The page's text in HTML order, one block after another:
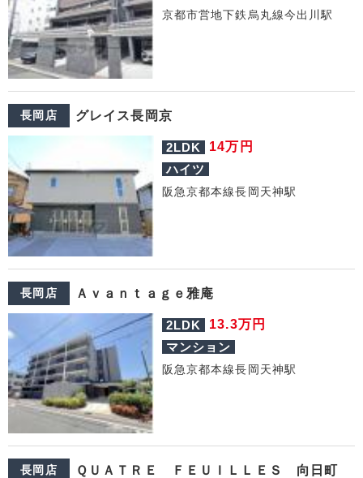
京都市営地下鉄烏丸線今出川駅
長岡店 グレイス長岡京
2LDK 14万円
ハイツ
阪急京都本線長岡天神駅
長岡店 Ａｖａｎｔａｇｅ雅庵
2LDK 13.3万円
マンション
阪急京都本線長岡天神駅
長岡店 ＱＵＡＴＲＥ ＦＥＵＩＬＬＥＳ 向日町